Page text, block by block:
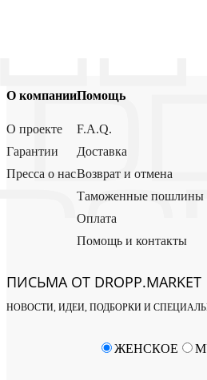
О компании
О проекте
Гарантии
Пресса о нас
Помощь
F.A.Q.
Доставка
Возврат и отмена
Таможенные пошлины
Оплата
Помощь и контакты
ПИСЬМА ОТ DROPP.MARKET
НОВОСТИ, ИДЕИ, ПОДБОРКИ И
ЖЕНСКОЕ